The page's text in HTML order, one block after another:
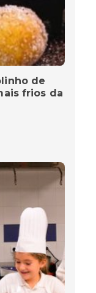
de
frios da